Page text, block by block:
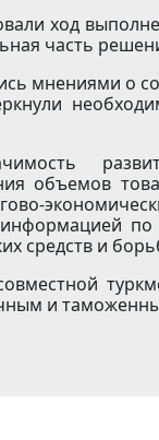
ход
часть
мнениями о
объемов
средств и
и